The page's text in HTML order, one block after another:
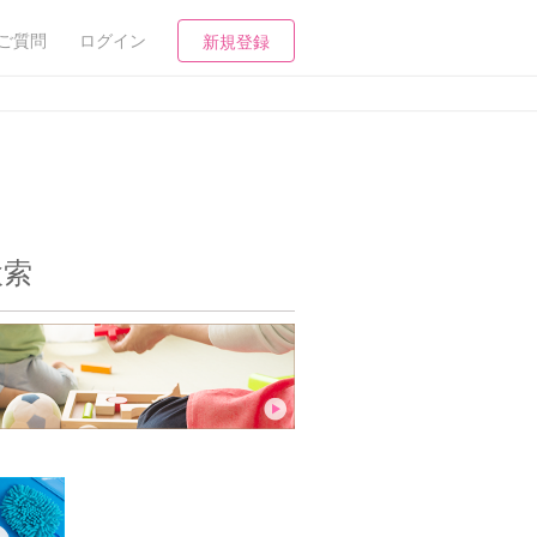
質問 ログイン 新規登録